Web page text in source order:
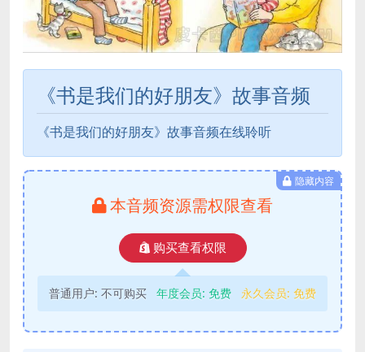
《书是我们的好朋友》故事音频
《书是我们的好朋友》故事音频在线聆听
隐藏内容
本音频资源需权限查看
购买查看权限
普通用户: 不可购买 年度会员: 免费 永久会员: 免费